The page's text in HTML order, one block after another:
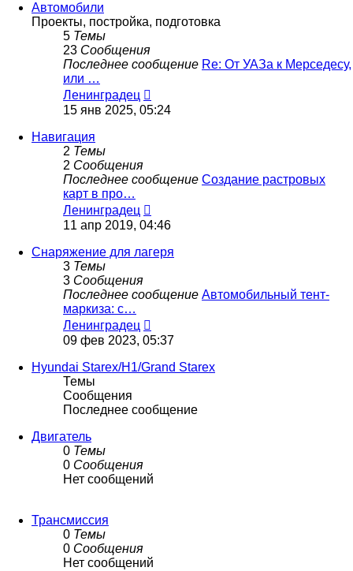
Автомобили
Проекты, постройка, подготовка
5 Темы
23 Сообщения
Последнее сообщение Re: От УАЗа к Мерседесу,
или …
Ленинградец
к
15 янв 2025, 05:24
Навигация
2 Темы
2 Сообщения
Последнее сообщение Создание растровых
карт в про…
Ленинградец
к
сообщению
11 апр 2019, 04:46
Снаряжение для лагеря
3 Темы
3 Сообщения
Последнее сообщение Автомобильный тент-
маркиза: с…
Ленинградец
к
сообщению
09 фев 2023, 05:37
Hyundai Starex/H1/Grand Starex
Темы
Сообщения
Последнее сообщение
Двигатель
0 Темы
0 Сообщения
Нет сообщений
Трансмиссия
0 Темы
0 Сообщения
Нет сообщений